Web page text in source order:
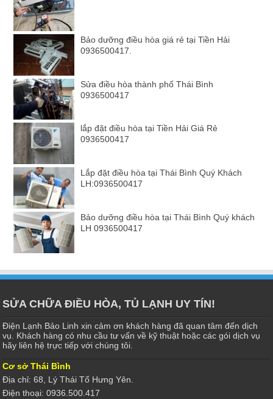
Bảo dưỡng điều hòa giá rẻ tại Tiền Hải
0936500417.
Sửa điều hòa thành phố Thái Bình
0936500417
lắp đặt điều hòa tại Tiền Hải Giá Rẻ
0936500417
Lắp đặt điều hòa tại Thái Bình Quý Khách
LH:0936500417
Bảo dưỡng điều hòa tại Thái Bình Quý khách
LH 0936500417
SỬA CHỮA ĐIỀU HÒA, TỦ LẠNH UY TÍN!
Điện Lạnh Bảo Linh xin cảm ơn khách hàng đã quan tâm đến dịch
vụ. Khách hàng có nhu cầu tư vấn về kỹ thuật hoặc các gói dịch vụ
hãy liên hệ trực tiếp với chúng tôi.
Cơ sở Thái Bình
Địa chỉ: 68, Lý Thái Tổ Hưng Yên.
Điện thoại: 0936.500.417